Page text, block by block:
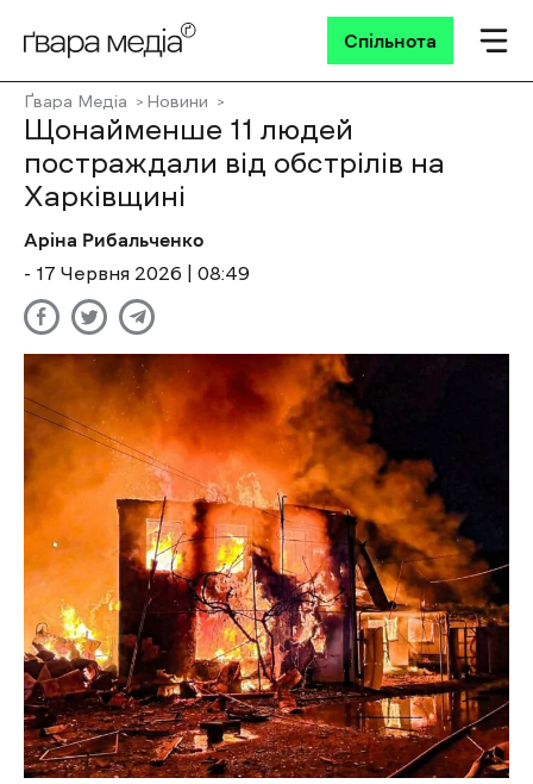
Спільнота
Ґвара Медіа Новини
Щонайменше 11 людей
постраждали від обстрілів на
Харківщині
Аріна Рибальченко
- 17 Червня 2026 | 08:49